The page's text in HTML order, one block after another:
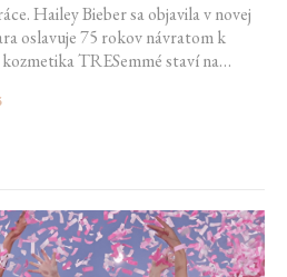
Hailey Bieber sa objavila v novej
oslavuje 75 rokov návratom k
TRESemmé staví na
prvú veľkú americkú retrospektívu